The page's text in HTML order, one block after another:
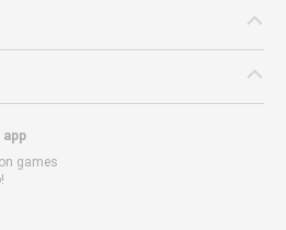
app
games